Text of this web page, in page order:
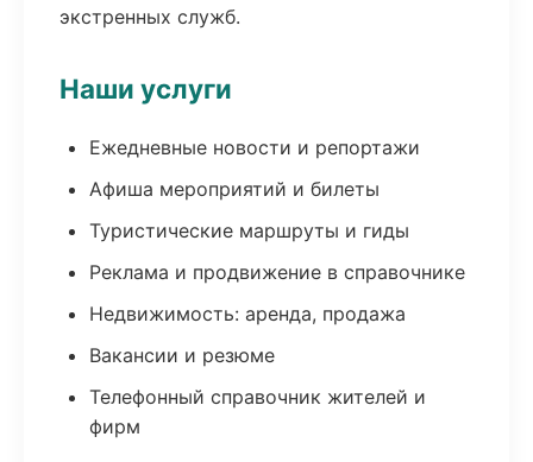
экстренных служб.
Наши услуги
Ежедневные новости и репортажи
Афиша мероприятий и билеты
Туристические маршруты и гиды
Реклама и продвижение в справочнике
Недвижимость: аренда, продажа
Вакансии и резюме
Телефонный справочник жителей и
фирм